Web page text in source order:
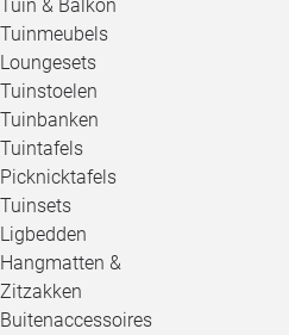
Tuin & Balkon
Tuinmeubels
Loungesets
Tuinstoelen
Tuinbanken
Tuintafels
Picknicktafels
Tuinsets
Ligbedden
Hangmatten &
Zitzakken
Buitenaccessoires